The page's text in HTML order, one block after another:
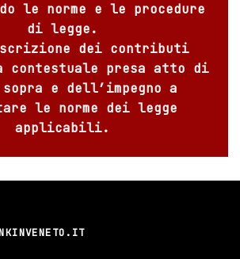
le norme e le procedure
di legge.
dei contributi
contestuale presa atto di
sopra e dell’impegno a
le norme dei legge
applicabili.